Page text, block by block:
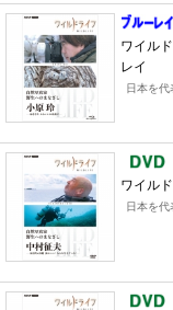
ワイル
レイ
日本を代
ワイル
日本を代